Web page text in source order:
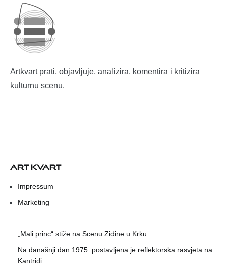
Artkvart prati, objavljuje, analizira, komentira i kritizira
kulturnu scenu.
ART KVART
Impressum
Marketing
„Mali princ“ stiže na Scenu Zidine u Krku
Na današnji dan 1975. postavljena je reflektorska rasvjeta na
Kantridi